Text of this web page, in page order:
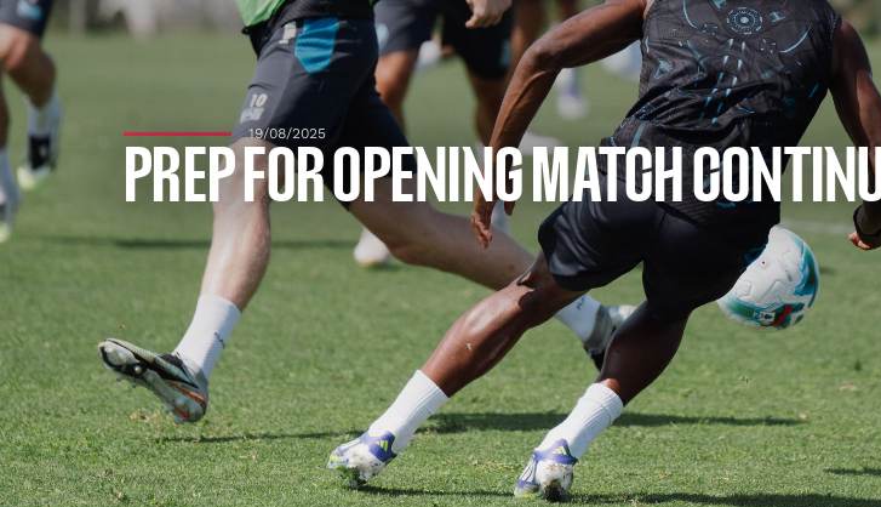
19/08/2025
PREP FOR OPENING MATCH